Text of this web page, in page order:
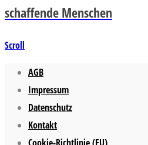
schaffende Menschen
Scroll
AGB
Impressum
Datenschutz
Kontakt
Cookie-Richtlinie (EU)